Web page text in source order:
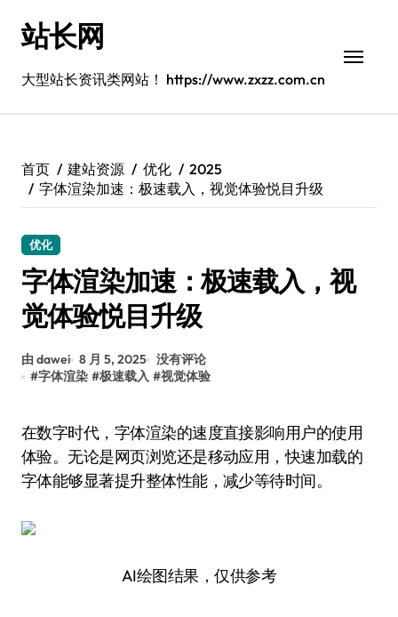
站长网
大型站长资讯类网站！ https://www.zxzz.com.cn
首页 建站资源 优化
2025
字体渲染加速：极速载入，视觉体验悦目升级
优化
字体渲染加速：极速载入，视
觉体验悦目升级
由 dawei 8 月 5, 2025 没有评论
#字体渲染 #极速载入 #视觉体验
在数字时代，字体渲染的速度直接影响用户的使用
体验。无论是网页浏览还是移动应用，快速加载的
字体能够显著提升整体性能，减少等待时间。
AI绘图结果，仅供参考